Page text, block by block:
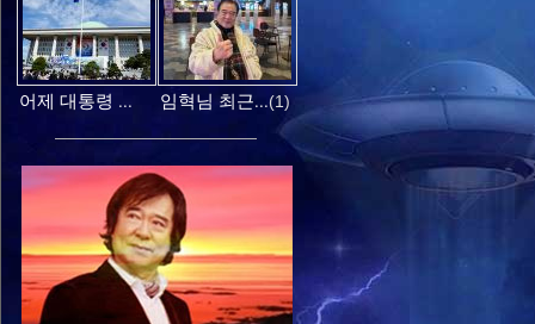
어제 대통령 ... 임혁님 최근...(1)